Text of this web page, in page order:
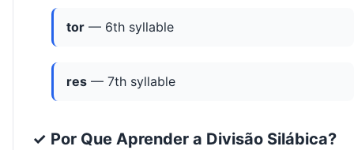
tor — 6th syllable
res — 7th syllable
✓ Por Que Aprender a Divisão Silábica?